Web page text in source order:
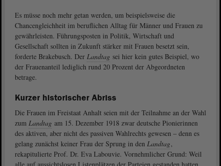
Es müsse noch mehr getan werden, um beispielsweise die
Chancengleichheit im beruflichen Alltag für Männer und Frauen zu
gewährleisten. Führungsposten in Politik, Wirtschaft und
Gesellschaft sollten in Zukunft stärker mit Frauen besetzt sein,
forderte Brakebusch. Der Landtag sei hier kein gutes Beispiel, wo
der Frauenanteil lediglich rund 20 Prozent der Abgeordneten
betrage.
Kurzer historischer Abriss
Die Frauen im Freistaat Anhalt seien mit der Teilnahme an der Wahl
zum Landtag am 15. Dezember 1918 zwar deutsche Pionierinnen
des aktiven, aber nicht des passiven Wahlrechts gewesen – denn es
gelang zunächst keiner Frau der Sprung in den Landtag,
rekapitulierte Prof. Dr. Eva Labouvie. Vornehmlicher Grund: Weil